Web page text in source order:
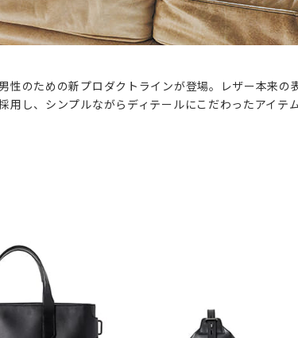
性のための新プロダクトラインが登場。レザー本来
用し、シンプルながらディテールにこだわったアイテム